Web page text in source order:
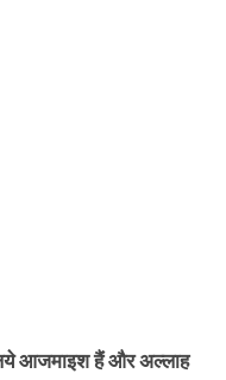
आजमाइश हैं और अल्लाह